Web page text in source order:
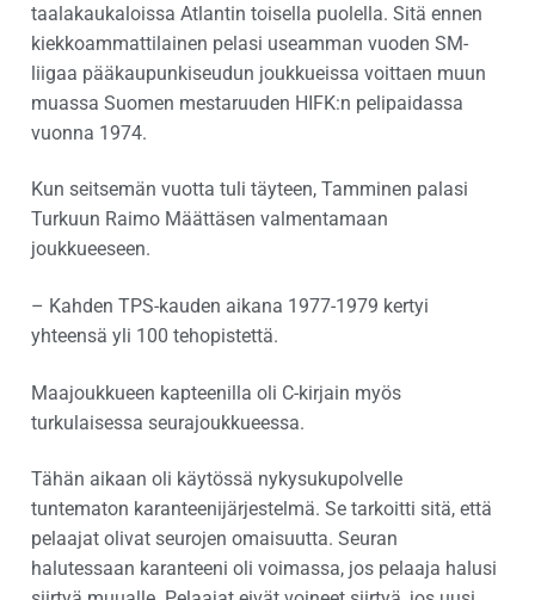
taalakaukaloissa Atlantin toisella puolella. Sitä ennen
kiekkoammattilainen pelasi useamman vuoden SM-
liigaa pääkaupunkiseudun joukkueissa voittaen muun
muassa Suomen mestaruuden HIFK:n pelipaidassa
vuonna 1974.
Kun seitsemän vuotta tuli täyteen, Tamminen palasi
Turkuun Raimo Määttäsen valmentamaan
joukkueeseen.
– Kahden TPS-kauden aikana 1977-1979 kertyi
yhteensä yli 100 tehopistettä.
Maajoukkueen kapteenilla oli C-kirjain myös
turkulaisessa seurajoukkueessa.
Tähän aikaan oli käytössä nykysukupolvelle
tuntematon karanteenijärjestelmä. Se tarkoitti sitä, että
pelaajat olivat seurojen omaisuutta. Seuran
halutessaan karanteeni oli voimassa, jos pelaaja halusi